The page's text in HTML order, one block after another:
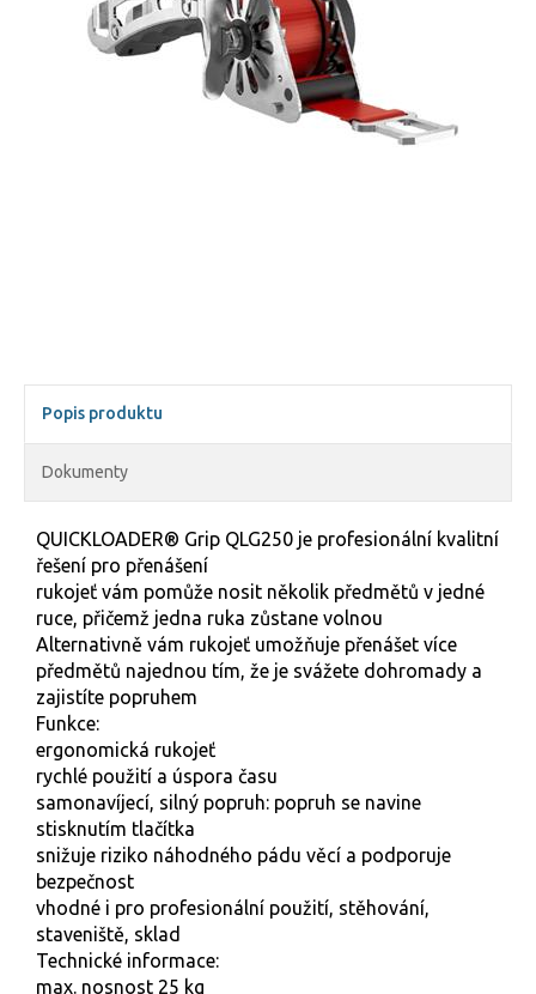
Popis produktu
Dokumenty
QUICKLOADER® Grip QLG250 je profesionální kvalitní
řešení pro přenášení
rukojeť vám pomůže nosit několik předmětů v jedné
ruce, přičemž jedna ruka zůstane volnou
Alternativně vám rukojeť umožňuje přenášet více
předmětů najednou tím, že je svážete dohromady a
zajistíte popruhem
Funkce:
ergonomická rukojeť
rychlé použití a úspora času
samonavíjecí, silný popruh: popruh se navine
stisknutím tlačítka
snižuje riziko náhodného pádu věcí a podporuje
bezpečnost
vhodné i pro profesionální použití, stěhování,
staveniště, sklad
Technické informace:
max. nosnost 25 kg